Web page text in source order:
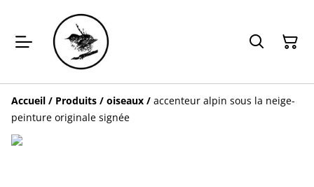
Accueil / Produits / oiseaux / accenteur alpin sous la neige-
peinture originale signée